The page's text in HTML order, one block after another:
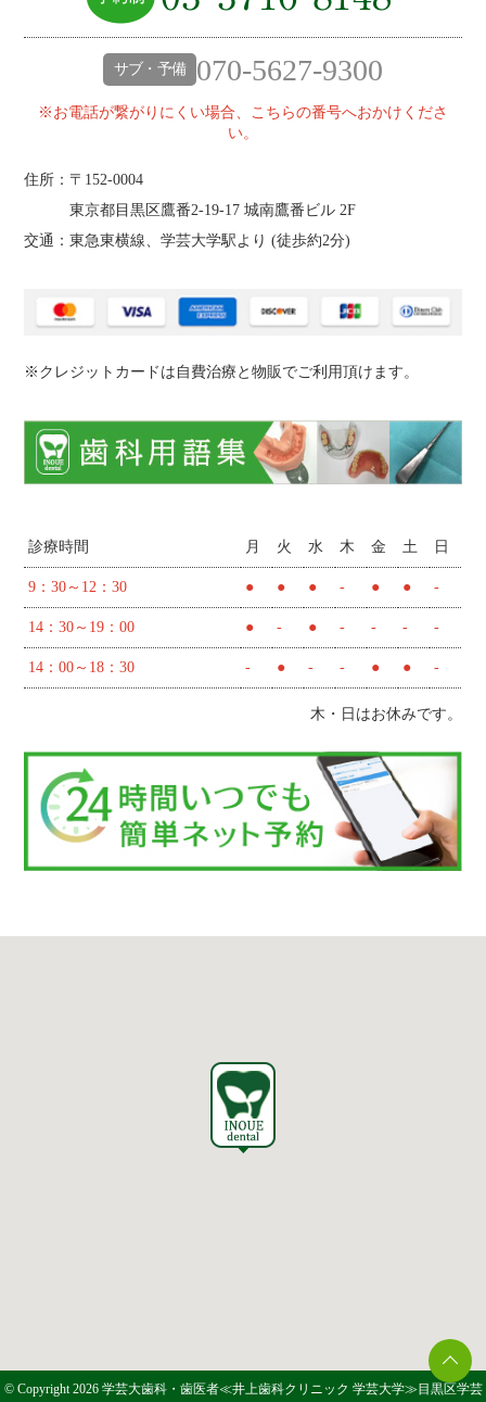
サブ・予備 070-5627-9300
※お電話が繋がりにくい場合、こちらの番号へおかけくださ
い。
住所：〒152-0004
東京都目黒区鷹番2‐19‐17 城南鷹番ビル 2F
交通：東急東横線、学芸大学駅より (徒歩約2分)
※クレジットカードは自費治療と物販でご利用頂けます。
診療時間 月 火 水 木 金 土 日
9：30～12：30 ● ● ● - ● ● -
14：30～19：00 ● - ● - - - -
14：00～18：30 - ● - - ● ● -
木・日はお休みです。
© Copyright 2026 学芸大歯科・歯医者≪井上歯科クリニック 学芸大学≫目黒区学芸